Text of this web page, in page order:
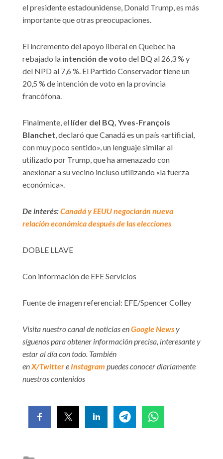
el presidente estadounidense, Donald Trump, es más
importante que otras preocupaciones.
El incremento del apoyo liberal en Quebec ha
rebajado la intención de voto del BQ al 26,3 % y
del NPD al 7,6 %. El Partido Conservador tiene un
20,5 % de intención de voto en la provincia
francófona.
Finalmente, el líder del BQ, Yves-François
Blanchet, declaró que Canadá es un país «artificial,
con muy poco sentido», un lenguaje similar al
utilizado por Trump, que ha amenazado con
anexionar a su vecino incluso utilizando «la fuerza
económica».
De interés:Canadá y EEUU negociarán nueva
relación económica después de las elecciones
DOBLE LLAVE
Con información de EFE Servicios
Fuente de imagen referencial: EFE/Spencer Colley
Visita nuestro canal de noticias enGoogle Newsy
síguenos para obtener información precisa, interesante y
estar al día con todo. También
enX/Twittere Instagram puedes conocer diariamente
nuestros contenidos